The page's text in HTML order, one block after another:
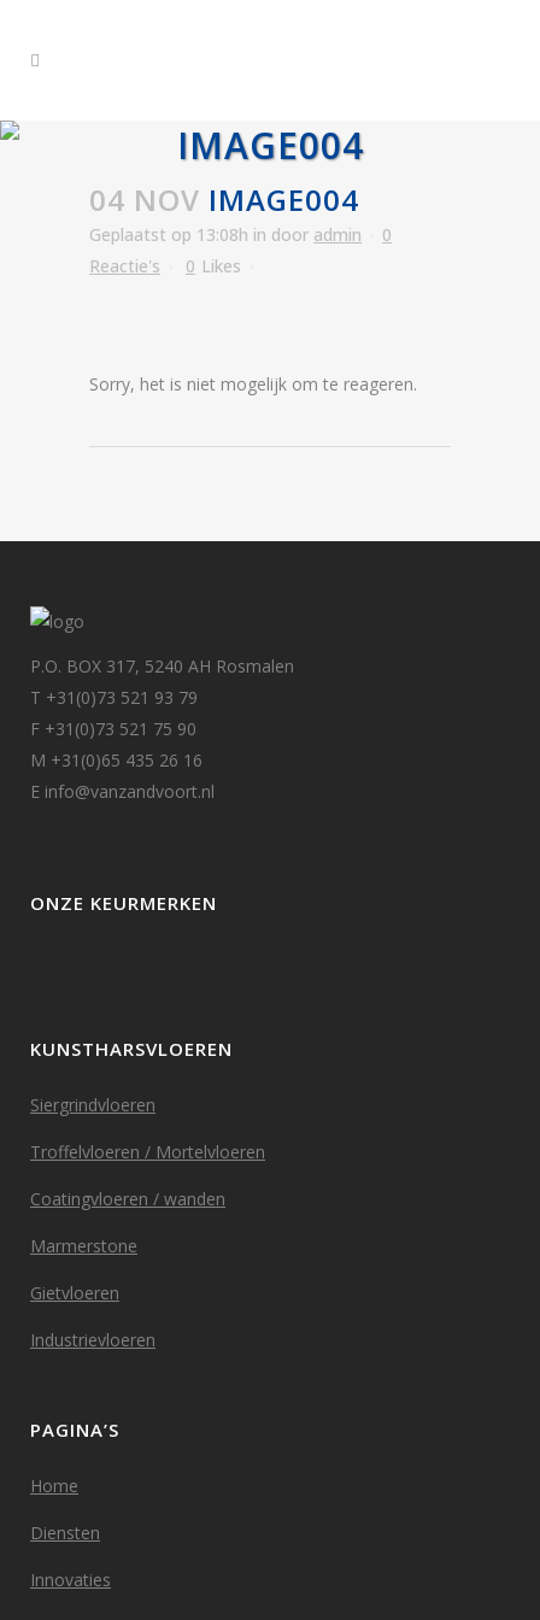
IMAGE004
04 NOV IMAGE004
Geplaatst op 13:08h in door admin
0
Reactie's
0 Likes
Sorry, het is niet mogelijk om te reageren.
P.O. BOX 317, 5240 AH Rosmalen
T +31(0)73 521 93 79
F +31(0)73 521 75 90
M +31(0)65 435 26 16
E info@vanzandvoort.nl
ONZE KEURMERKEN
KUNSTHARSVLOEREN
Siergrindvloeren
Troffelvloeren / Mortelvloeren
Coatingvloeren / wanden
Marmerstone
Gietvloeren
Industrievloeren
PAGINA’S
Home
Diensten
Innovaties